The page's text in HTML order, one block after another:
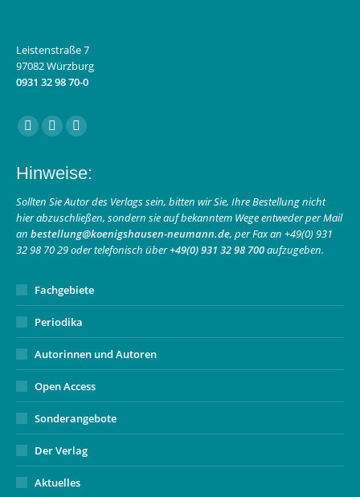
Leistenstraße 7
97082 Würzburg
0931 32 98 70-0
Finden Sie uns auf:
Facebook
opens
in
new
window
Instagram
opens
in
new
window
E-
page
opens
in
new
window
Hinweise:
Sollten Sie Autor des Verlags sein, bitten wir Sie, Ihre Bestellung nicht
hier abzuschließen, sondern sie auf bekanntem Wege entweder per Mail
an bestellung@koenigshausen-neumann.de, per Fax an +49(0) 931
32 98 70 29 oder telefonisch über+49(0) 931 32 98 700aufzugeben.
Fachgebiete
Periodika
Autorinnen und Autoren
Open Access
Sonderangebote
Der Verlag
Aktuelles